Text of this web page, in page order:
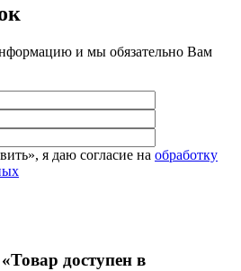
и мы обязательно Вам
я даю согласие на обработку
доступен в